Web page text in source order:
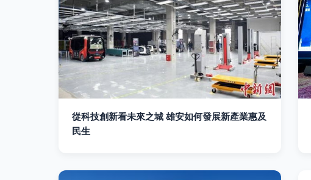
從科技創新看未來之城 雄安如何發展新產業惠及
民生